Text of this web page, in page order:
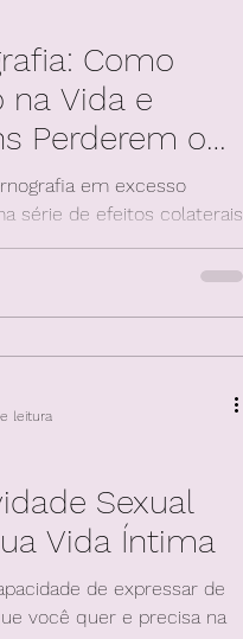
Como
na Vida e
Perderem o
em excesso
série de efeitos colaterais
suas vidas diá
Sexual
Vida Íntima
de expressar de
você quer e precisa na
leitura